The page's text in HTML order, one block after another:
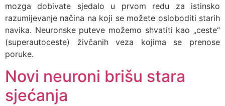
mozga dobivate sjedalo u prvom redu za istinsko
razumijevanje načina na koji se možete osloboditi starih
navika. Neuronske puteve možemo shvatiti kao „ceste“
(superautoceste) živčanih veza kojima se prenose
poruke.
Novi neuroni brišu stara
sjećanja